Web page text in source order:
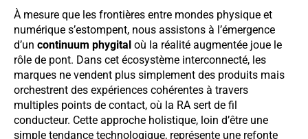
À mesure que les frontières entre mondes physique et
numérique s’estompent, nous assistons à l’émergence
d’un continuum phygital où la réalité augmentée joue le
rôle de pont. Dans cet écosystème interconnecté, les
marques ne vendent plus simplement des produits mais
orchestrent des expériences cohérentes à travers
multiples points de contact, où la RA sert de fil
conducteur. Cette approche holistique, loin d’être une
simple tendance technologique, représente une refonte